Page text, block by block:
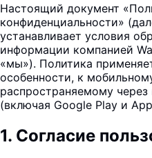
Настоящий документ
конфиденциальности»
устанавливает условия
информации компанией
«мы»). Политика
особенности, к
распространяемому
(включая Google Play и
1. Согласие